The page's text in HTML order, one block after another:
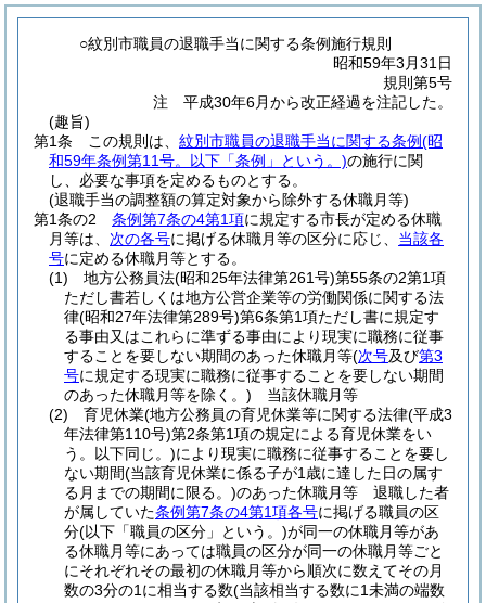
○紋別市職員の退職手当に関する条例施行規則
昭和59年3月31日
規則第5号
注 平成30年6月から改正経過を注記した。
(趣旨)
第1条
この規則は、 紋別市職員の退職手当に関する条例(昭
和59年条例第11号。以下「条例」という。)の施行に関
し、必要な事項を定めるものとする。
(退職手当の調整額の算定対象から除外する休職月等)
第1条の2
条例第7条の4第1項に規定する市長が定める休職
月等は、 次の各号に掲げる休職月等の区分に応じ、 当該各
号に定める休職月等とする。
(1)
地方公務員法(昭和25年法律第261号)第55条の2第1項
ただし書若しくは地方公営企業等の労働関係に関する法
律(昭和27年法律第289号)第6条第1項ただし書に規定す
る事由又はこれらに準ずる事由により現実に職務に従事
することを要しない期間のあった休職月等(次号及び第3
号に規定する現実に職務に従事することを要しない期間
のあった休職月等を除く。) 当該休職月等
(2)
育児休業(地方公務員の育児休業等に関する法律(平成3
年法律第110号)第2条第1項の規定による育児休業をい
う。以下同じ。)により現実に職務に従事することを要し
ない期間(当該育児休業に係る子が1歳に達した日の属す
る月までの期間に限る。)のあった休職月等 退職した者
が属していた条例第7条の4第1項各号に掲げる職員の区
分(以下「職員の区分」という。)が同一の休職月等があ
る休職月等にあっては職員の区分が同一の休職月等ごと
にそれぞれその最初の休職月等から順次に数えてその月
数の3分の1に相当する数(当該相当する数に1未満の端数